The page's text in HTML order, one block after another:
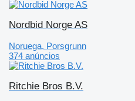
Nordbid Norge AS
Noruega, Porsgrunn
374 anúncios
Ritchie Bros B.V.